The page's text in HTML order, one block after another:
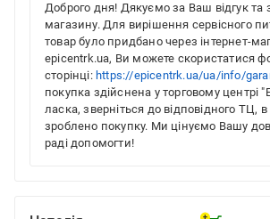
Доброго дня! Дякуємо за Ваш відгук та
магазину. Для вирішення сервісного
товар було придбано через інтернет-
epicentrk.ua, Ви можете скористатися
сторінці: https://epicentrk.ua/ua/info/
покупка здійснена у торговому центрі
ласка, зверніться до відповідного ТЦ,
зроблено покупку. Ми цінуємо Вашу
раді допомогти!